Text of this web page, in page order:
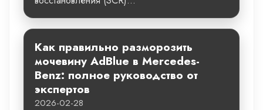
Как правильно разморозить
мочевину AdBlue в Mercedes-
Benz: полное руководство от
экспертов
2026-02-28